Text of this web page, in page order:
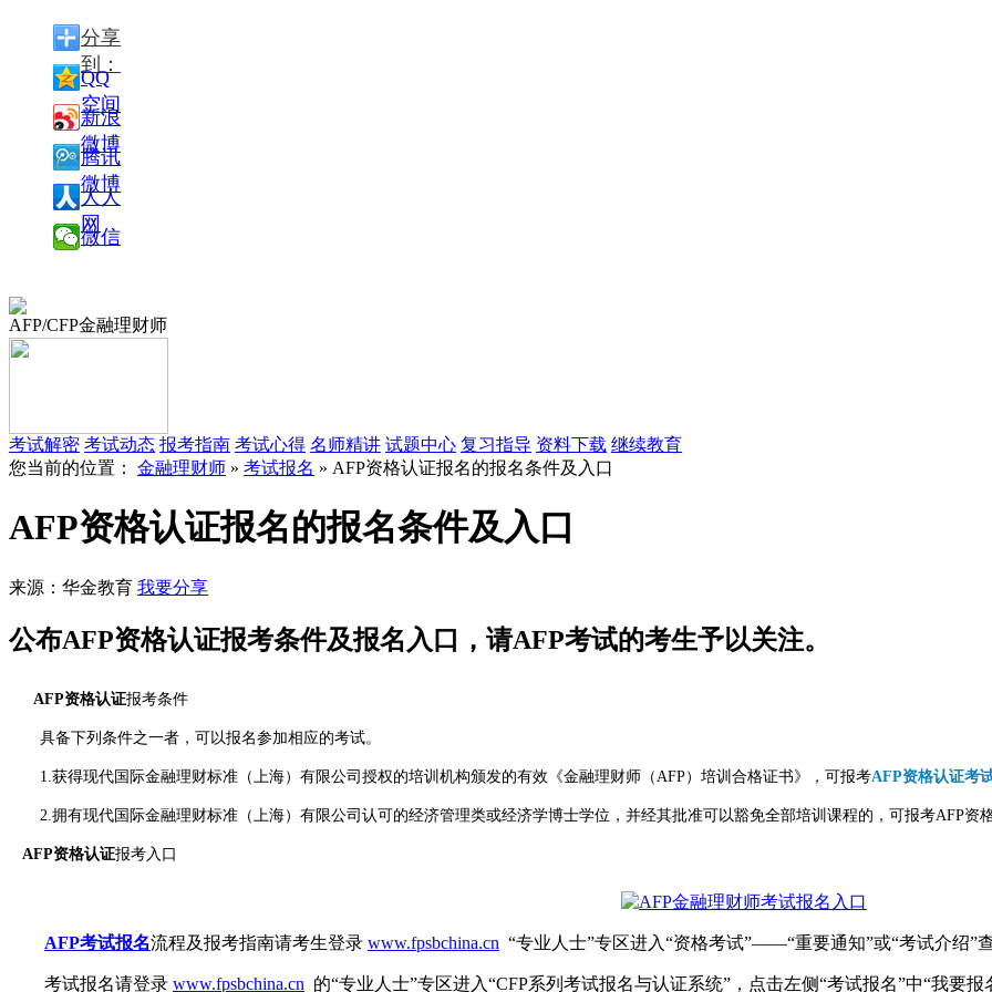
分享
到：
QQ
空间
新浪
微博
腾讯
微博
人人
网
微信
AFP/CFP金融理财师
考试解密 考试动态 报考指南 考试心得 名师精讲 试题中心 复习指导 资料下载 继续教育
您当前的位置： 金融理财师 » 考试报名 » AFP资格认证报名的报名条件及入口
AFP资格认证报名的报名条件及入口
来源：华金教育 我要分享
公布AFP资格认证报考条件及报名入口，请AFP考试的考生予以关注。
AFP资格认证报考条件
具备下列条件之一者，可以报名参加相应的考试。
1.获得现代国际金融理财标准（上海）有限公司授权的培训机构颁发的有效《金融理财师（AFP）培训合格证书》，可报考AFP资格认证考
2.拥有现代国际金融理财标准（上海）有限公司认可的经济管理类或经济学博士学位，并经其批准可以豁免全部培训课程的，可报考AFP资格
AFP资格认证报考入口
AFP考试报名流程及报考指南请考生登录 www.fpsbchina.cn “专业人士”专区进入“资格考试”——“重要通知”或“考试介绍”查
考试报名请登录 www.fpsbchina.cn 的“专业人士”专区进入“CFP系列考试报名与认证系统”，点击左侧“考试报名”中“我要报